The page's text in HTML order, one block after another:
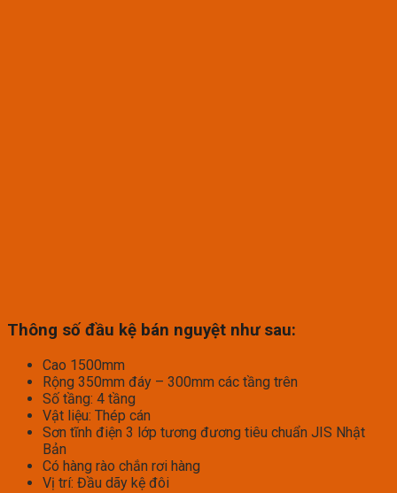
Thông số đầu kệ bán nguyệt như sau:
Cao 1500mm
Rộng 350mm đáy – 300mm các tầng trên
Số tầng: 4 tầng
Vật liệu: Thép cán
Sơn tĩnh điện 3 lớp tương đương tiêu chuẩn JIS Nhật
Bản
Có hàng rào chắn rơi hàng
Vị trí: Đầu dãy kệ đôi